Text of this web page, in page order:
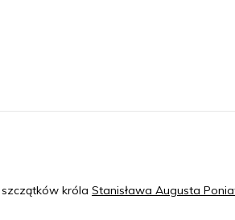
króla Stanisława Augusta